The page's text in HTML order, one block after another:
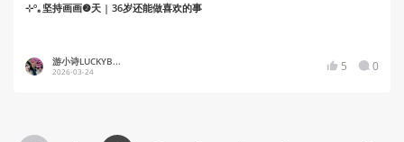
⊹º｡坚持画画❷天 | 36岁还能做喜欢的事
游小诗LUCKYB...
2026-03-24 5 0